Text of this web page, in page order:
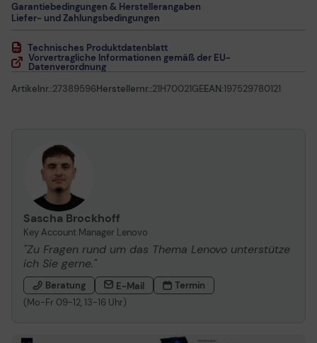
Garantiebedingungen & Herstellerangaben
Liefer- und Zahlungsbedingungen
Technisches Produktdatenblatt
Vorvertragliche Informationen gemäß der EU-
Datenverordnung
Artikelnr.:27389596Herstellernr.:21H70021GEEAN:197529780121
Sascha Brockhoff
Key Account Manager Lenovo
"Zu Fragen rund um das Thema Lenovo unterstütze
ich Sie gerne."
Beratung E-Mail
Termin
(Mo-Fr 09-12, 13-16 Uhr)